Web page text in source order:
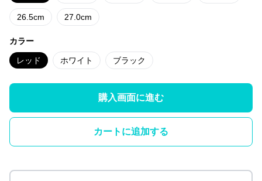
26.5cm 27.0cm
カラー
レッド ホワイト ブラック
購入画面に進む
カートに追加する